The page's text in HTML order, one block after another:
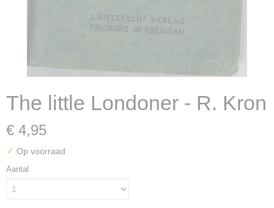
The little Londoner - R. Kron
€ 4,95
✓ Op voorraad
Aantal